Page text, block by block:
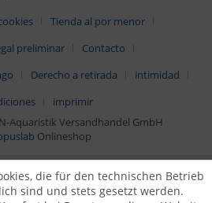
Tienda al por menor
preliminar
Contacto
Derecho a retirada
intimidad
imprimir
Aquaristik Versandhandel GmbH
Onlineshop
die für den technischen Betrieb
sind und stets gesetzt werden.